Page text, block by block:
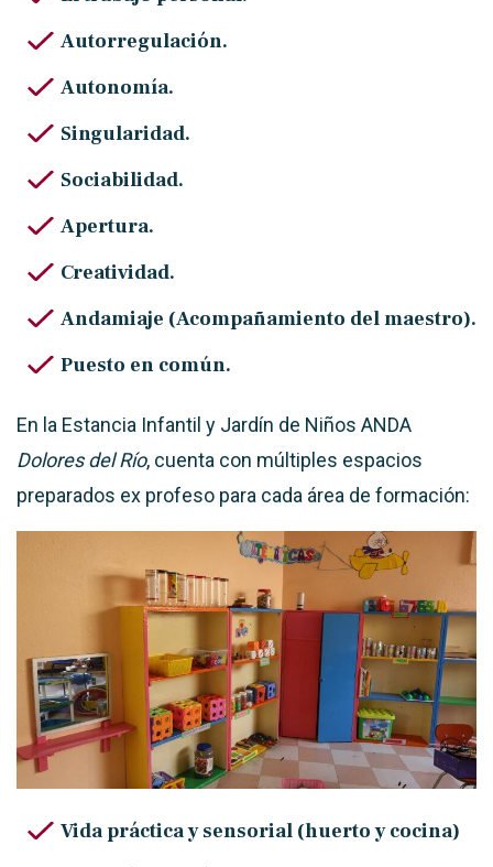
Autorregulación.
Autonomía.
Singularidad.
Sociabilidad.
Apertura.
Creatividad.
Andamiaje (Acompañamiento del maestro).
Puesto en común.
En la Estancia Infantil y Jardín de Niños ANDA
Dolores del Río, cuenta con múltiples espacios
preparados ex profeso para cada área de formación:
Vida práctica y sensorial (huerto y cocina)